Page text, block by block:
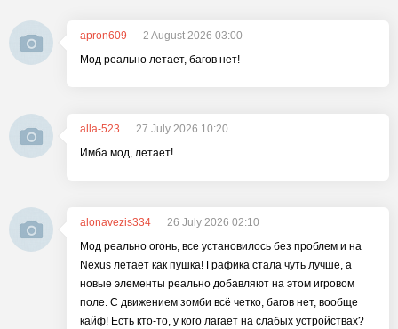
apron609
2 August 2026 03:00
Мод реально летает, багов нет!
alla-523
27 July 2026 10:20
Имба мод, летает!
alonavezis334
26 July 2026 02:10
Мод реально огонь, все установилось без проблем и на
Nexus летает как пушка! Графика стала чуть лучше, а
новые элементы реально добавляют на этом игровом
поле. С движением зомби всё четко, багов нет, вообще
кайф! Есть кто-то, у кого лагает на слабых устройствах?